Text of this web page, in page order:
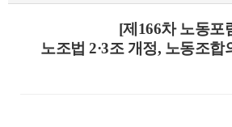
[제166차 노동포
노조법 2·3조 개정, 노동조합